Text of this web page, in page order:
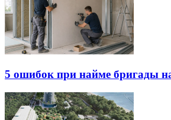
5 ошибок при найме бригады